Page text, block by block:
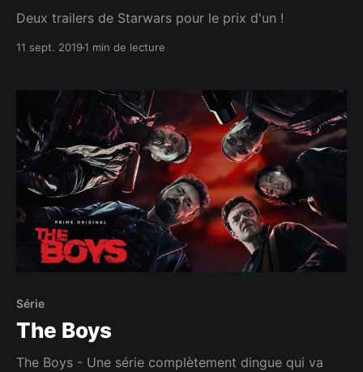
Deux trailers de Starwars pour le prix d'un !
11 sept. 20191 min de lecture
Série
The Boys
The Boys - Une série complètement dingue qui va